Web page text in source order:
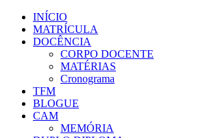
INÍCIO
MATRÍCULA
DOCÊNCIA
CORPO DOCENTE
MATÉRIAS
Cronograma
TFM
BLOGUE
CAM
MEMÓRIA